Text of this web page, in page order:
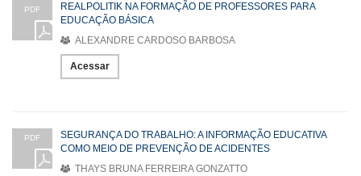
PDF
REALPOLITIK NA FORMAÇÃO DE PROFESSORES PARA
EDUCAÇÃO BÁSICA
ALEXANDRE CARDOSO BARBOSA
Acessar
PDF
SEGURANÇA DO TRABALHO: A INFORMAÇÃO EDUCATIVA
COMO MEIO DE PREVENÇÃO DE ACIDENTES
THAYS BRUNA FERREIRA GONZATTO